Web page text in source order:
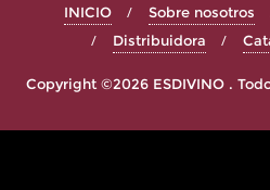
INICIO Sobre nosotros
Distribuidora
Copyright ©2026 ESDIVINO .